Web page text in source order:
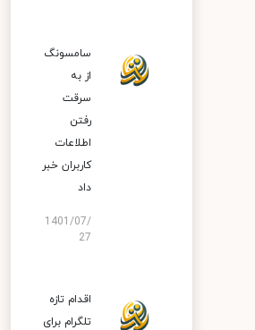
سامسونگ
از به
سرقت
رفتن
اطلاعات
کاربران خبر
داد
1401/07/
27
اقدام تازه
تلگرام برای